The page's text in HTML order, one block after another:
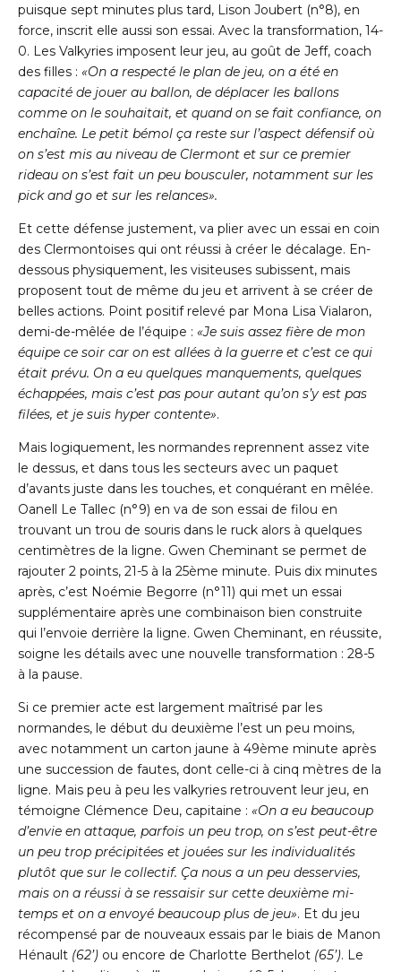
puisque sept minutes plus tard, Lison Joubert (n°8), en
force, inscrit elle aussi son essai. Avec la transformation, 14-
0. Les Valkyries imposent leur jeu, au goût de Jeff, coach
des filles : «On a respecté le plan de jeu, on a été en
capacité de jouer au ballon, de déplacer les ballons
comme on le souhaitait, et quand on se fait confiance, on
enchaîne. Le petit bémol ça reste sur l’aspect défensif où
on s’est mis au niveau de Clermont et sur ce premier
rideau on s’est fait un peu bousculer, notamment sur les
pick and go et sur les relances».
Et cette défense justement, va plier avec un essai en coin
des Clermontoises qui ont réussi à créer le décalage. En-
dessous physiquement, les visiteuses subissent, mais
proposent tout de même du jeu et arrivent à se créer de
belles actions. Point positif relevé par Mona Lisa Vialaron,
demi-de-mêlée de l’équipe : «Je suis assez fière de mon
équipe ce soir car on est allées à la guerre et c’est ce qui
était prévu. On a eu quelques manquements, quelques
échappées, mais c’est pas pour autant qu’on s’y est pas
filées, et je suis hyper contente».
Mais logiquement, les normandes reprennent assez vite
le dessus, et dans tous les secteurs avec un paquet
d’avants juste dans les touches, et conquérant en mêlée.
Oanell Le Tallec (n°9) en va de son essai de filou en
trouvant un trou de souris dans le ruck alors à quelques
centimètres de la ligne. Gwen Cheminant se permet de
rajouter 2 points, 21-5 à la 25ème minute. Puis dix minutes
après, c’est Noémie Begorre (n°11) qui met un essai
supplémentaire après une combinaison bien construite
qui l’envoie derrière la ligne. Gwen Cheminant, en réussite,
soigne les détails avec une nouvelle transformation : 28-5
à la pause.
Si ce premier acte est largement maîtrisé par les
normandes, le début du deuxième l’est un peu moins,
avec notamment un carton jaune à 49ème minute après
une succession de fautes, dont celle-ci à cinq mètres de la
ligne. Mais peu à peu les valkyries retrouvent leur jeu, en
témoigne Clémence Deu, capitaine : «On a eu beaucoup
d’envie en attaque, parfois un peu trop, on s’est peut-être
un peu trop précipitées et jouées sur les individualités
plutôt que sur le collectif. Ça nous a un peu desservies,
mais on a réussi à se ressaisir sur cette deuxième mi-
temps et on a envoyé beaucoup plus de jeu». Et du jeu
récompensé par de nouveaux essais par le biais de Manon
Hénault (62’) ou encore de Charlotte Berthelot (65’). Le